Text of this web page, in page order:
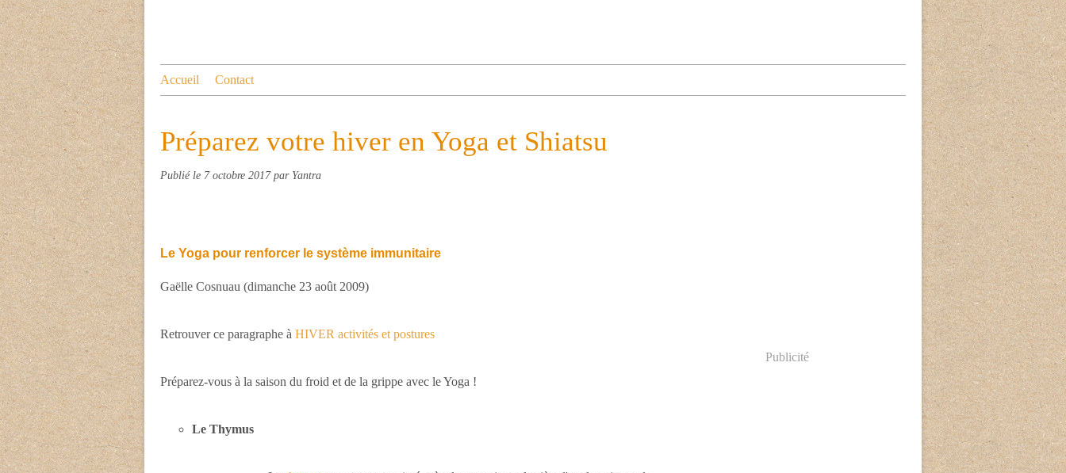
Accueil Contact
Préparez votre hiver en Yoga et Shiatsu
Publié le 7 octobre 2017par Yantra
Le Yoga pour renforcer le système immunitaire
Gaëlle Cosnuau (dimanche 23 août 2009)
Retrouver ce paragraphe à HIVER activités et postures
Préparez-vous à la saison du froid et de la grippe avec le Yoga !
Le Thymus
Publicité